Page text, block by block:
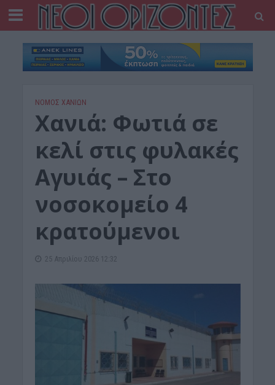
ΝΟΜΌΣ ΧΑΝΊΩΝ
Χανιά: Φωτιά σε
κελί στις φυλακές
Αγυιάς – Στο
νοσοκομείο 4
κρατούμενοι
25 Απριλίου 2026 12:32